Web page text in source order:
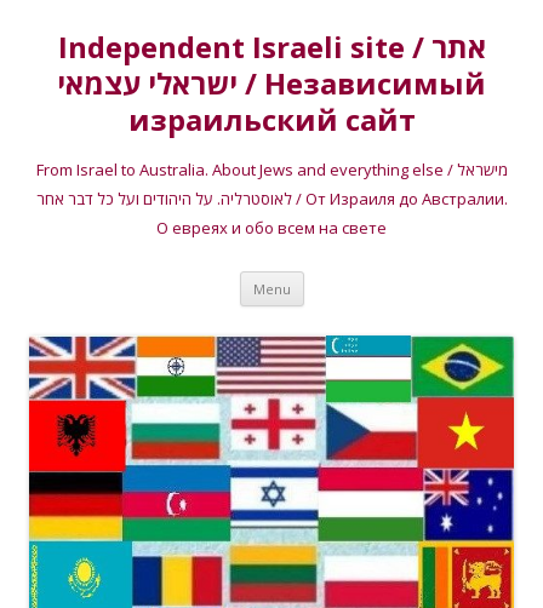
Independent Israeli site / אתר
ישראלי עצמאי / Независимый
израильский сайт
From Israel to Australia. About Jews and everything else / מישראל
לאוסטרליה. על היהודים ועל כל דבר אחר / От Израиля до Австралии.
О евреях и обо всем на свете
Menu Skip
content